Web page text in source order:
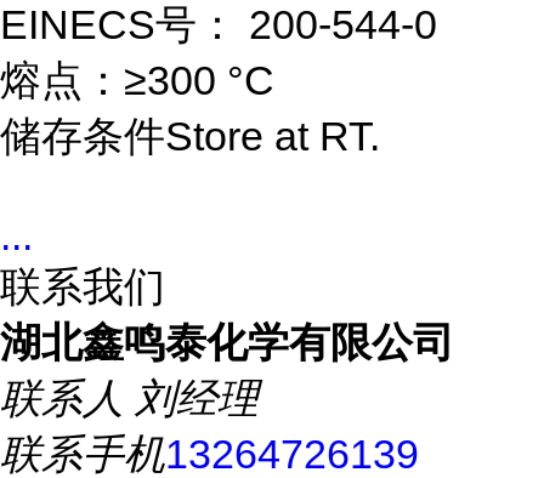
EINECS号： 200-544-0
熔点：≥300 °C
储存条件Store at RT.
...
联系我们
湖北鑫鸣泰化学有限公司
联系人 刘经理
联系手机13264726139